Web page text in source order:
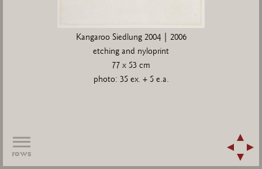
Kangaroo Siedlung 2004 | 2006
etching and nyloprint
77 x 53 cm
photo: 35 ex. + 5 e.a.
rows